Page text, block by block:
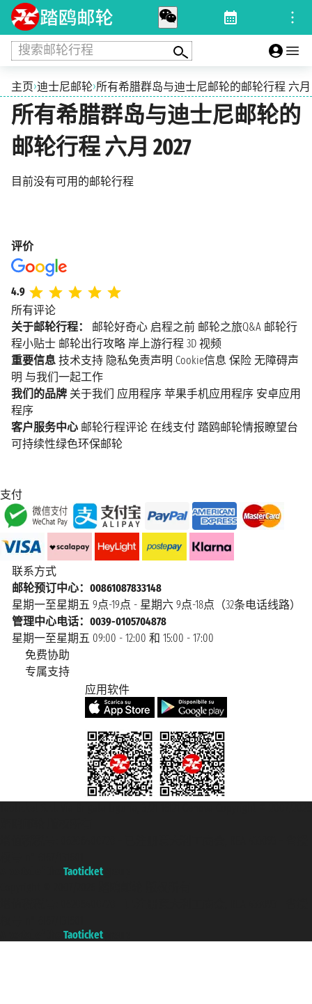
搜索邮轮行程
主页›迪士尼邮轮›所有希腊群岛与迪士尼邮轮的邮轮行程 六月
所有希腊群岛与迪士尼邮轮的
邮轮行程 六月 2027
目前没有可用的邮轮行程
评价
4.9
所有评论
关于邮轮行程：
邮轮好奇心 启程之前 邮轮之旅Q&A 邮轮行
程小贴士 邮轮出行攻略 岸上游行程 3D 视频
重要信息 技术支持 隐私免责声明 Cookie信息 保险 无障碍声
明 与我们一起工作
我们的品牌 关于我们 应用程序 苹果手机应用程序 安卓应用
程序
客户服务中心 邮轮行程评论 在线支付 踏鸥邮轮情报瞭望台
可持续性绿色环保邮轮
支付
联系方式
邮轮预订中心：00861087833148
星期一至星期五 9点-19点 - 星期六 9点-18点（32条电话线路）
管理中心电话：0039-0105704878
星期一至星期五 09:00 - 12:00 和 15:00 - 17:00
免费协助
专属支持
应用软件
Taoticket
Taoticket